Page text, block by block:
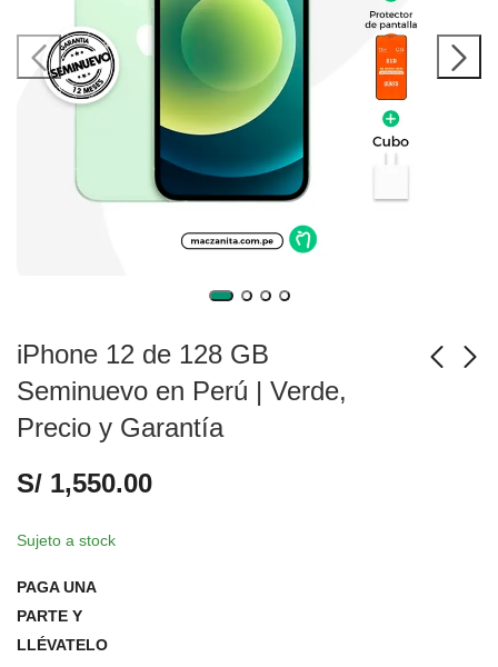
iPhone 12 de 128 GB
Seminuevo en Perú | Verde,
Precio y Garantía
S/ 1,550.00
Sujeto a stock
PAGA UNA
PARTE Y
LLÉVATELO